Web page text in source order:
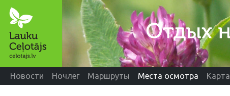
Новости Ночлег Маршруты Места осмотра Карта